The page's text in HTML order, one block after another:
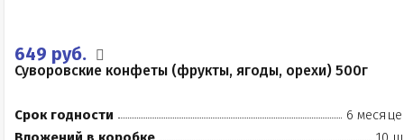
649 руб.
Суворовские конфеты (фрукты, ягоды, орехи) 500г
Срок годности
6